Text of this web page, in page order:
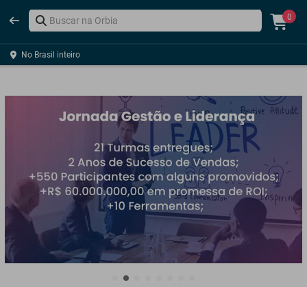
0
No Brasil inteiro